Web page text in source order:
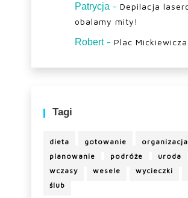
Patrycja - Depilacja
obalamy mity!
Robert- Plac
Tagi
dieta gotowanie
organizacja
planowanie
podróże uroda
wczasy
wesele wycieczki
ślub